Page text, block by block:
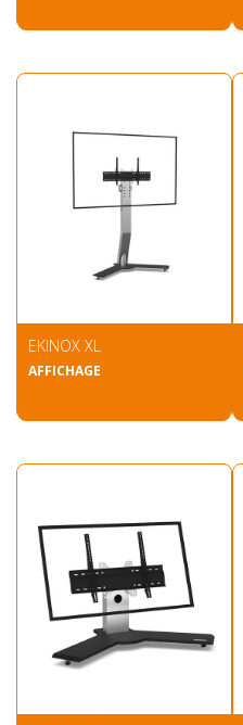
EKINOX XL
AFFICHAGE